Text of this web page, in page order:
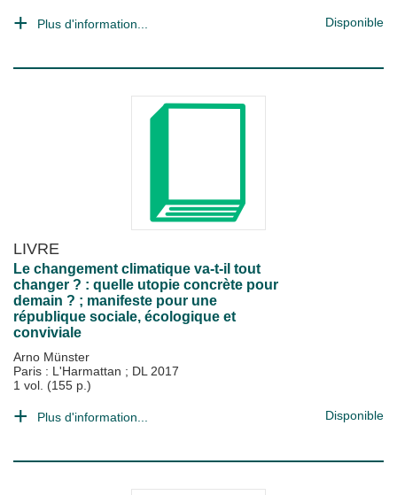
Plus d'information... Disponible
LIVRE
Le changement climatique va-t-il tout
changer ? : quelle utopie concrète pour
demain ? ; manifeste pour une
république sociale, écologique et
conviviale
Arno Münster
Paris : L'Harmattan ; DL 2017
1 vol. (155 p.)
Plus d'information... Disponible